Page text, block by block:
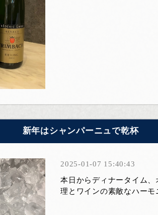
新年はシャンパーニュで乾杯
2025-01-07 15:40:43
本日からディナータイム
理とワインの素敵なハーモ